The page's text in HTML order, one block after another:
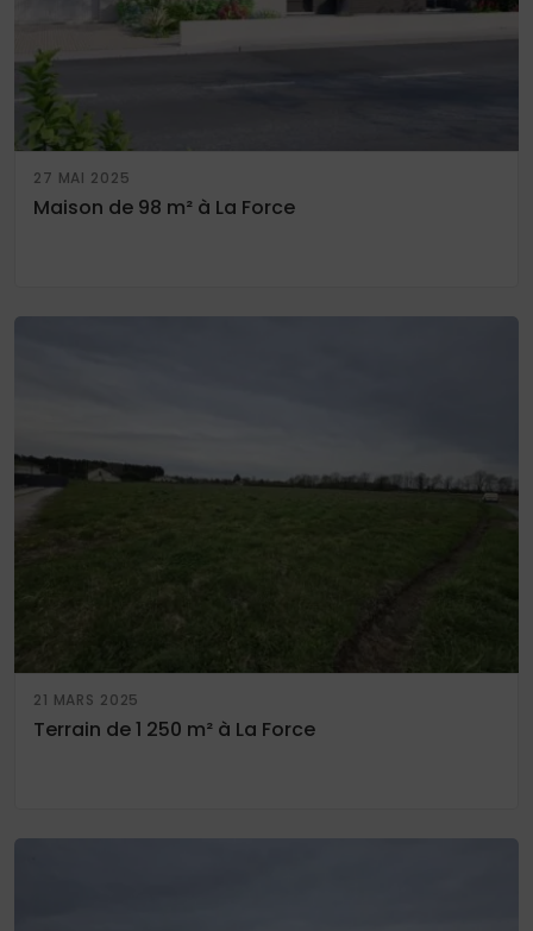
27 MAI 2025
Maison de 98 m² à La Force
21 MARS 2025
Terrain de 1 250 m² à La Force